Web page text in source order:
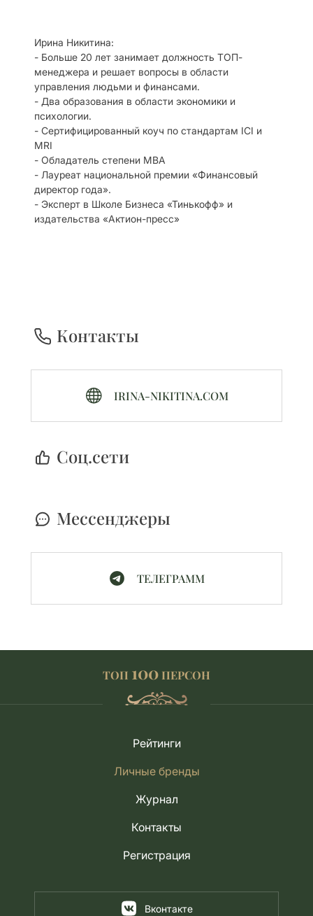
Ирина Никитина:
- Больше 20 лет занимает должность ТОП-
менеджера и решает вопросы в области
управления людьми и финансами.
- Два образования в области экономики и
психологии.
- Сертифицированный коуч по стандартам ICI и
MRI
- Обладатель степени MBA
- Лауреат национальной премии «Финансовый
директор года».
- Эксперт в Школе Бизнеса «Тинькофф» и
издательства «Актион-пресс»
Контакты
IRINA-NIKITINA.COM
Cоц.сети
Мессенджеры
ТЕЛЕГРАММ
ТОП 100 ПЕРСОН
Рейтинги
Личные бренды
Журнал
Контакты
Регистрация
Вконтакте